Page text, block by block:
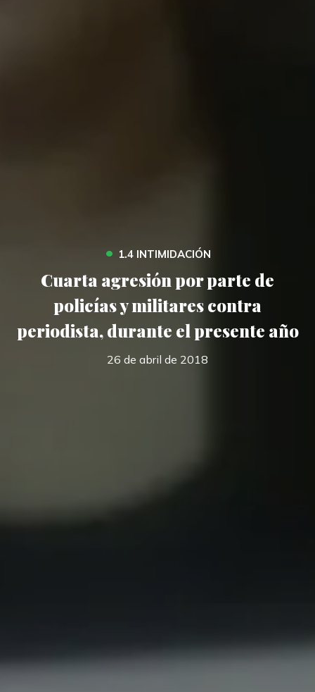
• 1.4 INTIMIDACIÓN
Cuarta agresión por parte de
policías y militares contra
periodista, durante el presente año
26 de abril de 2018